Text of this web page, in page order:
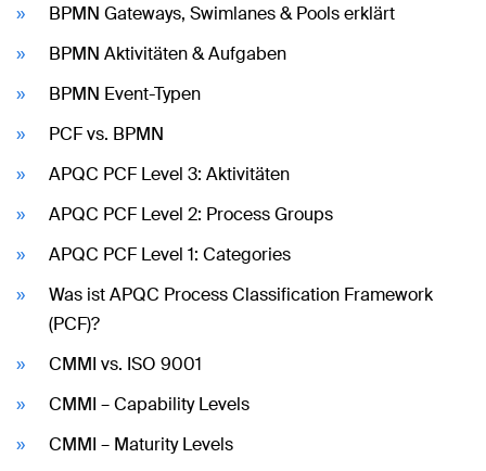
BPMN Gateways, Swimlanes & Pools erklärt
BPMN Aktivitäten & Aufgaben
BPMN Event-Typen
PCF vs. BPMN
APQC PCF Level 3: Aktivitäten
APQC PCF Level 2: Process Groups
APQC PCF Level 1: Categories
Was ist APQC Process Classification Framework
(PCF)?
CMMI vs. ISO 9001
CMMI – Capability Levels
CMMI – Maturity Levels